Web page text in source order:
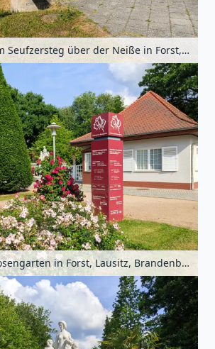
Grenzpfosten am Seufzersteg über der Neiße in Forst, Lausitz, Brandenburg, Deutschland
Ostdeutscher Rosengarten in Forst, Lausitz, Brandenburg, Deutschland